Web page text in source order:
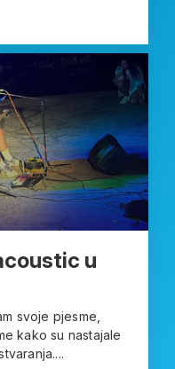
u
svoje pjesme,
kako su nastajale